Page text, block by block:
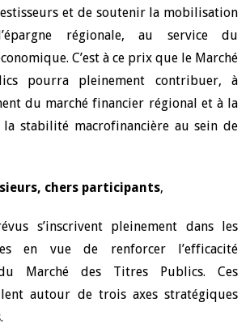
et de soutenir la mobilisation
régionale, au service du
C’est à ce prix que le Marché
pourra pleinement contribuer, à
du marché financier régional et à la
stabilité macrofinancière au sein de
chers participants,
s’inscrivent pleinement dans les
en vue de renforcer l’efficacité
Marché des Titres Publics. Ces
autour de trois axes stratégiques